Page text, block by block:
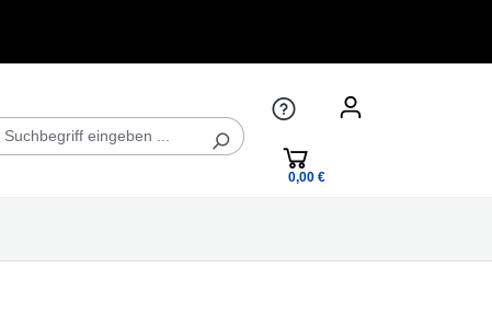
0,00 €*